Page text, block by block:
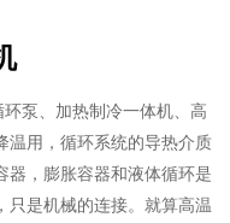
泵、加热制冷一体机、高
温用，循环系统的导热介质
器，膨胀容器和液体循环是
只是机械的连接。就算高温